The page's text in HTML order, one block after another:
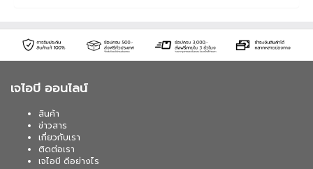
เจไอบี ออนไลน์
สินค้า
ข่าวสาร
เกี่ยวกับเรา
ติดต่อเรา
เจไอบี ดีอย่างไร